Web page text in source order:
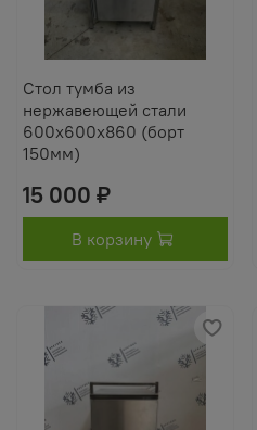
Стол тумба из
нержавеющей стали
600х600х860 (борт
150мм)
15 000 ₽
В корзину